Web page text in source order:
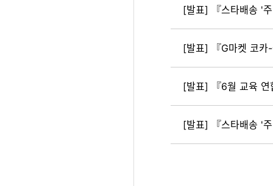
[발표] 『스타배송 '
[발표] 『G마켓 코카
[발표] 『6월 교육 연
[발표] 『스타배송 '